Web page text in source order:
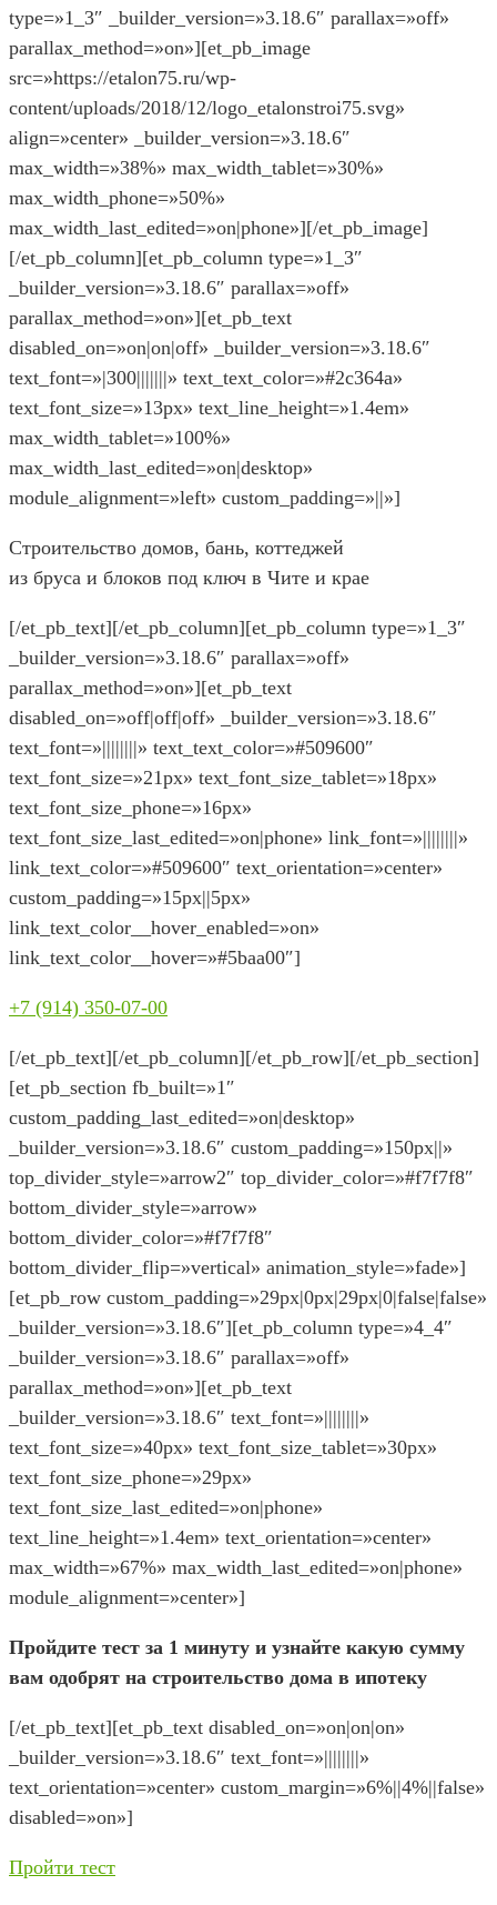
type=»1_3″ _builder_version=»3.18.6″ parallax=»off»
parallax_method=»on»][et_pb_image
src=»https://etalon75.ru/wp-
content/uploads/2018/12/logo_etalonstroi75.svg»
align=»center» _builder_version=»3.18.6″
max_width=»38%» max_width_tablet=»30%»
max_width_phone=»50%»
max_width_last_edited=»on|phone»][/et_pb_image]
[/et_pb_column][et_pb_column type=»1_3″
_builder_version=»3.18.6″ parallax=»off»
parallax_method=»on»][et_pb_text
disabled_on=»on|on|off» _builder_version=»3.18.6″
text_font=»|300|||||||» text_text_color=»#2c364a»
text_font_size=»13px» text_line_height=»1.4em»
max_width_tablet=»100%»
max_width_last_edited=»on|desktop»
module_alignment=»left» custom_padding=»||»]
Строительство домов, бань, коттеджей
из бруса и блоков под ключ в Чите и крае
[/et_pb_text][/et_pb_column][et_pb_column type=»1_3″
_builder_version=»3.18.6″ parallax=»off»
parallax_method=»on»][et_pb_text
disabled_on=»off|off|off» _builder_version=»3.18.6″
text_font=»||||||||» text_text_color=»#509600″
text_font_size=»21px» text_font_size_tablet=»18px»
text_font_size_phone=»16px»
text_font_size_last_edited=»on|phone» link_font=»||||||||»
link_text_color=»#509600″ text_orientation=»center»
custom_padding=»15px||5px»
link_text_color__hover_enabled=»on»
link_text_color__hover=»#5baa00″]
+7 (914) 350-07-00
[/et_pb_text][/et_pb_column][/et_pb_row][/et_pb_section]
[et_pb_section fb_built=»1″
custom_padding_last_edited=»on|desktop»
_builder_version=»3.18.6″ custom_padding=»150px||»
top_divider_style=»arrow2″ top_divider_color=»#f7f7f8″
bottom_divider_style=»arrow»
bottom_divider_color=»#f7f7f8″
bottom_divider_flip=»vertical» animation_style=»fade»]
[et_pb_row custom_padding=»29px|0px|29px|0|false|false»
_builder_version=»3.18.6″][et_pb_column type=»4_4″
_builder_version=»3.18.6″ parallax=»off»
parallax_method=»on»][et_pb_text
_builder_version=»3.18.6″ text_font=»||||||||»
text_font_size=»40px» text_font_size_tablet=»30px»
text_font_size_phone=»29px»
text_font_size_last_edited=»on|phone»
text_line_height=»1.4em» text_orientation=»center»
max_width=»67%» max_width_last_edited=»on|phone»
module_alignment=»center»]
Пройдите тест за 1 минуту и узнайте какую сумму
вам одобрят на строительство дома в ипотеку
[/et_pb_text][et_pb_text disabled_on=»on|on|on»
_builder_version=»3.18.6″ text_font=»||||||||»
text_orientation=»center» custom_margin=»6%||4%||false»
disabled=»on»]
Пройти тест